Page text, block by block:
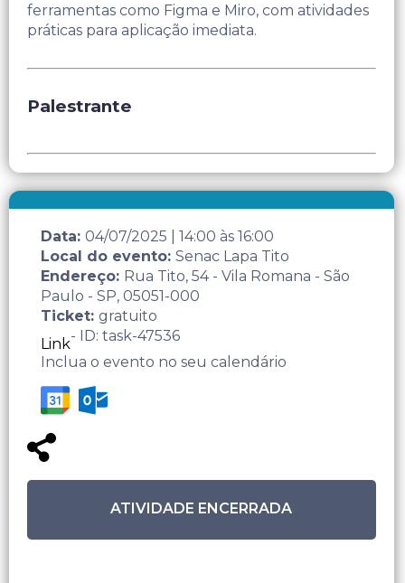
ferramentas como Figma e Miro, com atividades
práticas para aplicação imediata.
Palestrante
Data: 04/07/2025 14:00 às 16:00
Local do evento: Senac Lapa Tito
Endereço: Rua Tito, 54 - Vila Romana - São
Paulo - SP, 05051-000
Ticket: gratuito
Link- ID: task-47536
Inclua o evento no seu calendário
ATIVIDADE ENCERRADA